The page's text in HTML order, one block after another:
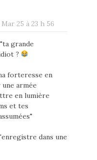
25 à 23 h 56
grande
?
forteresse en
armée
en lumière
et tes
dans une